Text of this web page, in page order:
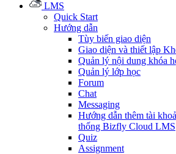
LMS
Quick Start
Hướng dẫn
Tùy biến giao diện
Giao diện và thiết lập
Quản lý nội dung khóa
Quản lý lớp học
Forum
Chat
Messaging
Hướng dẫn thêm tài
thống Bizfly Cloud LMS
Quiz
Assignment